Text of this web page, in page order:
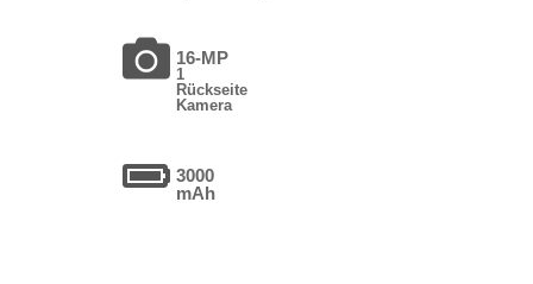
16-MP
1
Rückseite
Kamera
3000
mAh